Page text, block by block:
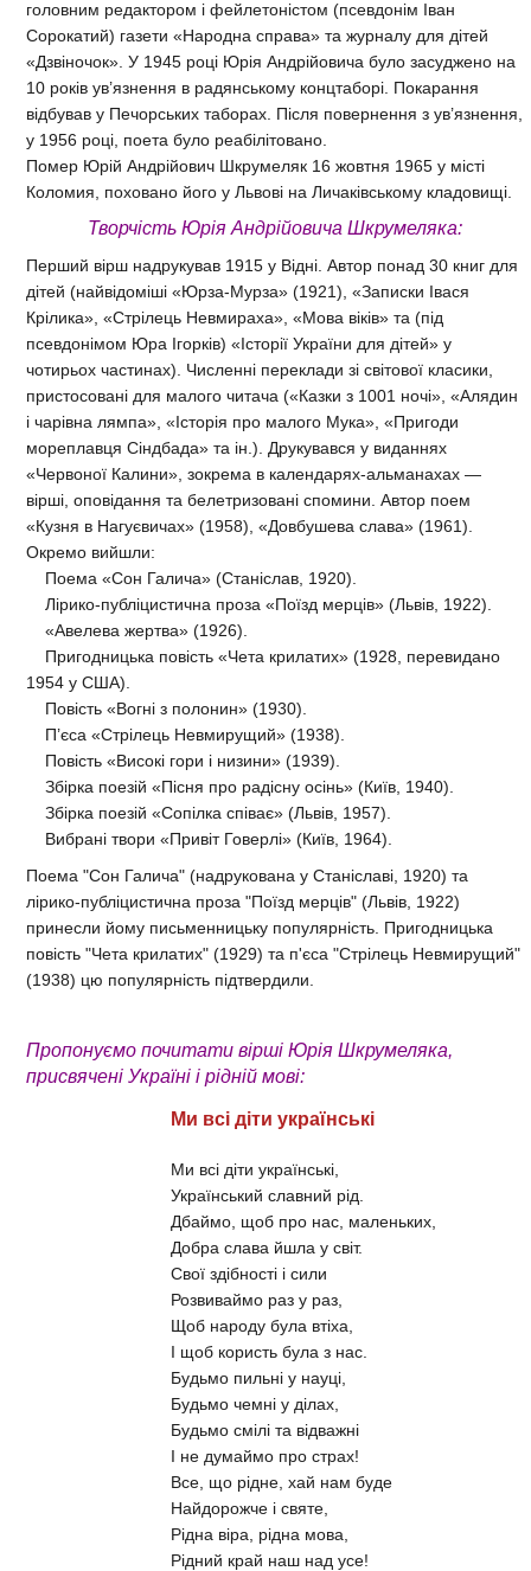
головним редактором і фейлетоністом (псевдонім Іван
Сорокатий) газети «Народна справа» та журналу для дітей
«Дзвіночок». У 1945 році Юрія Андрійовича було засуджено на
10 років ув’язнення в радянському концтаборі. Покарання
відбував у Печорських таборах. Після повернення з ув’язнення,
у 1956 році, поета було реабілітовано.
Помер Юрій Андрійович Шкрумеляк 16 жовтня 1965 у місті
Коломия, поховано його у Львові на Личаківському кладовищі.
Творчість Юрія Андрійовича Шкрумеляка:
Перший вірш надрукував 1915 у Відні. Автор понад 30 книг для
дітей (найвідоміші «Юрза-Мурза» (1921), «Записки Івася
Крілика», «Стрілець Невмираха», «Мова віків» та (під
псевдонімом Юра Ігорків) «Історії України для дітей» у
чотирьох частинах). Численні переклади зі світової класики,
пристосовані для малого читача («Казки з 1001 ночі», «Алядин
і чарівна лямпа», «Історія про малого Мука», «Пригоди
мореплавця Сіндбада» та ін.). Друкувався у виданнях
«Червоної Калини», зокрема в календарях-альманахах —
вірші, оповідання та белетризовані спомини. Автор поем
«Кузня в Нагуєвичах» (1958), «Довбушева слава» (1961).
Окремо вийшли:
Поема «Сон Галича» (Станіслав, 1920).
Лірико-публіцистична проза «Поїзд мерців» (Львів, 1922).
«Авелева жертва» (1926).
Пригодницька повість «Чета крилатих» (1928, перевидано
1954 у США).
Повість «Вогні з полонин» (1930).
П’єса «Стрілець Невмирущий» (1938).
Повість «Високі гори і низини» (1939).
Збірка поезій «Пісня про радісну осінь» (Київ, 1940).
Збірка поезій «Сопілка співає» (Львів, 1957).
Вибрані твори «Привіт Говерлі» (Київ, 1964).
Поема "Сон Галича" (надрукована у Станіславі, 1920) та
лірико-публіцистична проза "Поїзд мерців" (Львів, 1922)
принесли йому письменницьку популярність. Пригодницька
повість "Чета крилатих" (1929) та п'єса "Стрілець Невмирущий"
(1938) цю популярність підтвердили.
Пропонуємо почитати вірші Юрія Шкрумеляка,
присвячені Україні і рідній мові:
Ми всі діти українські
Ми всі діти українські,
Український славний рід.
Дбаймо, щоб про нас, маленьких,
Добра слава йшла у світ.
Свої здібності і сили
Розвиваймо раз у раз,
Щоб народу була втіха,
І щоб користь була з нас.
Будьмо пильні у науці,
Будьмо чемні у ділах,
Будьмо смілі та відважні
І не думаймо про страх!
Все, що рідне, хай нам буде
Найдорожче і святе,
Рідна віра, рідна мова,
Рідний край наш над усе!